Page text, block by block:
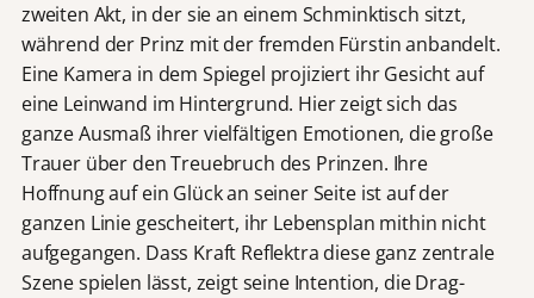
zweiten Akt, in der sie an einem Schminktisch sitzt,
während der Prinz mit der fremden Fürstin anbandelt.
Eine Kamera in dem Spiegel projiziert ihr Gesicht auf
eine Leinwand im Hintergrund. Hier zeigt sich das
ganze Ausmaß ihrer vielfältigen Emotionen, die große
Trauer über den Treuebruch des Prinzen. Ihre
Hoffnung auf ein Glück an seiner Seite ist auf der
ganzen Linie gescheitert, ihr Lebensplan mithin nicht
aufgegangen. Dass Kraft Reflektra diese ganz zentrale
Szene spielen lässt, zeigt seine Intention, die Drag-